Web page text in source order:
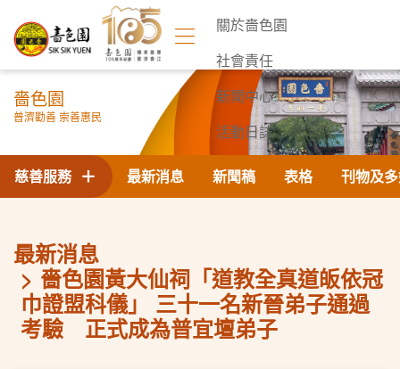
關於嗇色園
社會責任
新聞中心
活動日誌
聯絡我們
嗇色園
普濟勸善 崇善惠民
最新消息 新聞稿 表格 刊物及
慈善服務
最新消息
嗇色園黃大仙祠「道教全真道皈依冠
巾證盟科儀」 三十一名新晉弟子通過
考驗 正式成為普宜壇弟子